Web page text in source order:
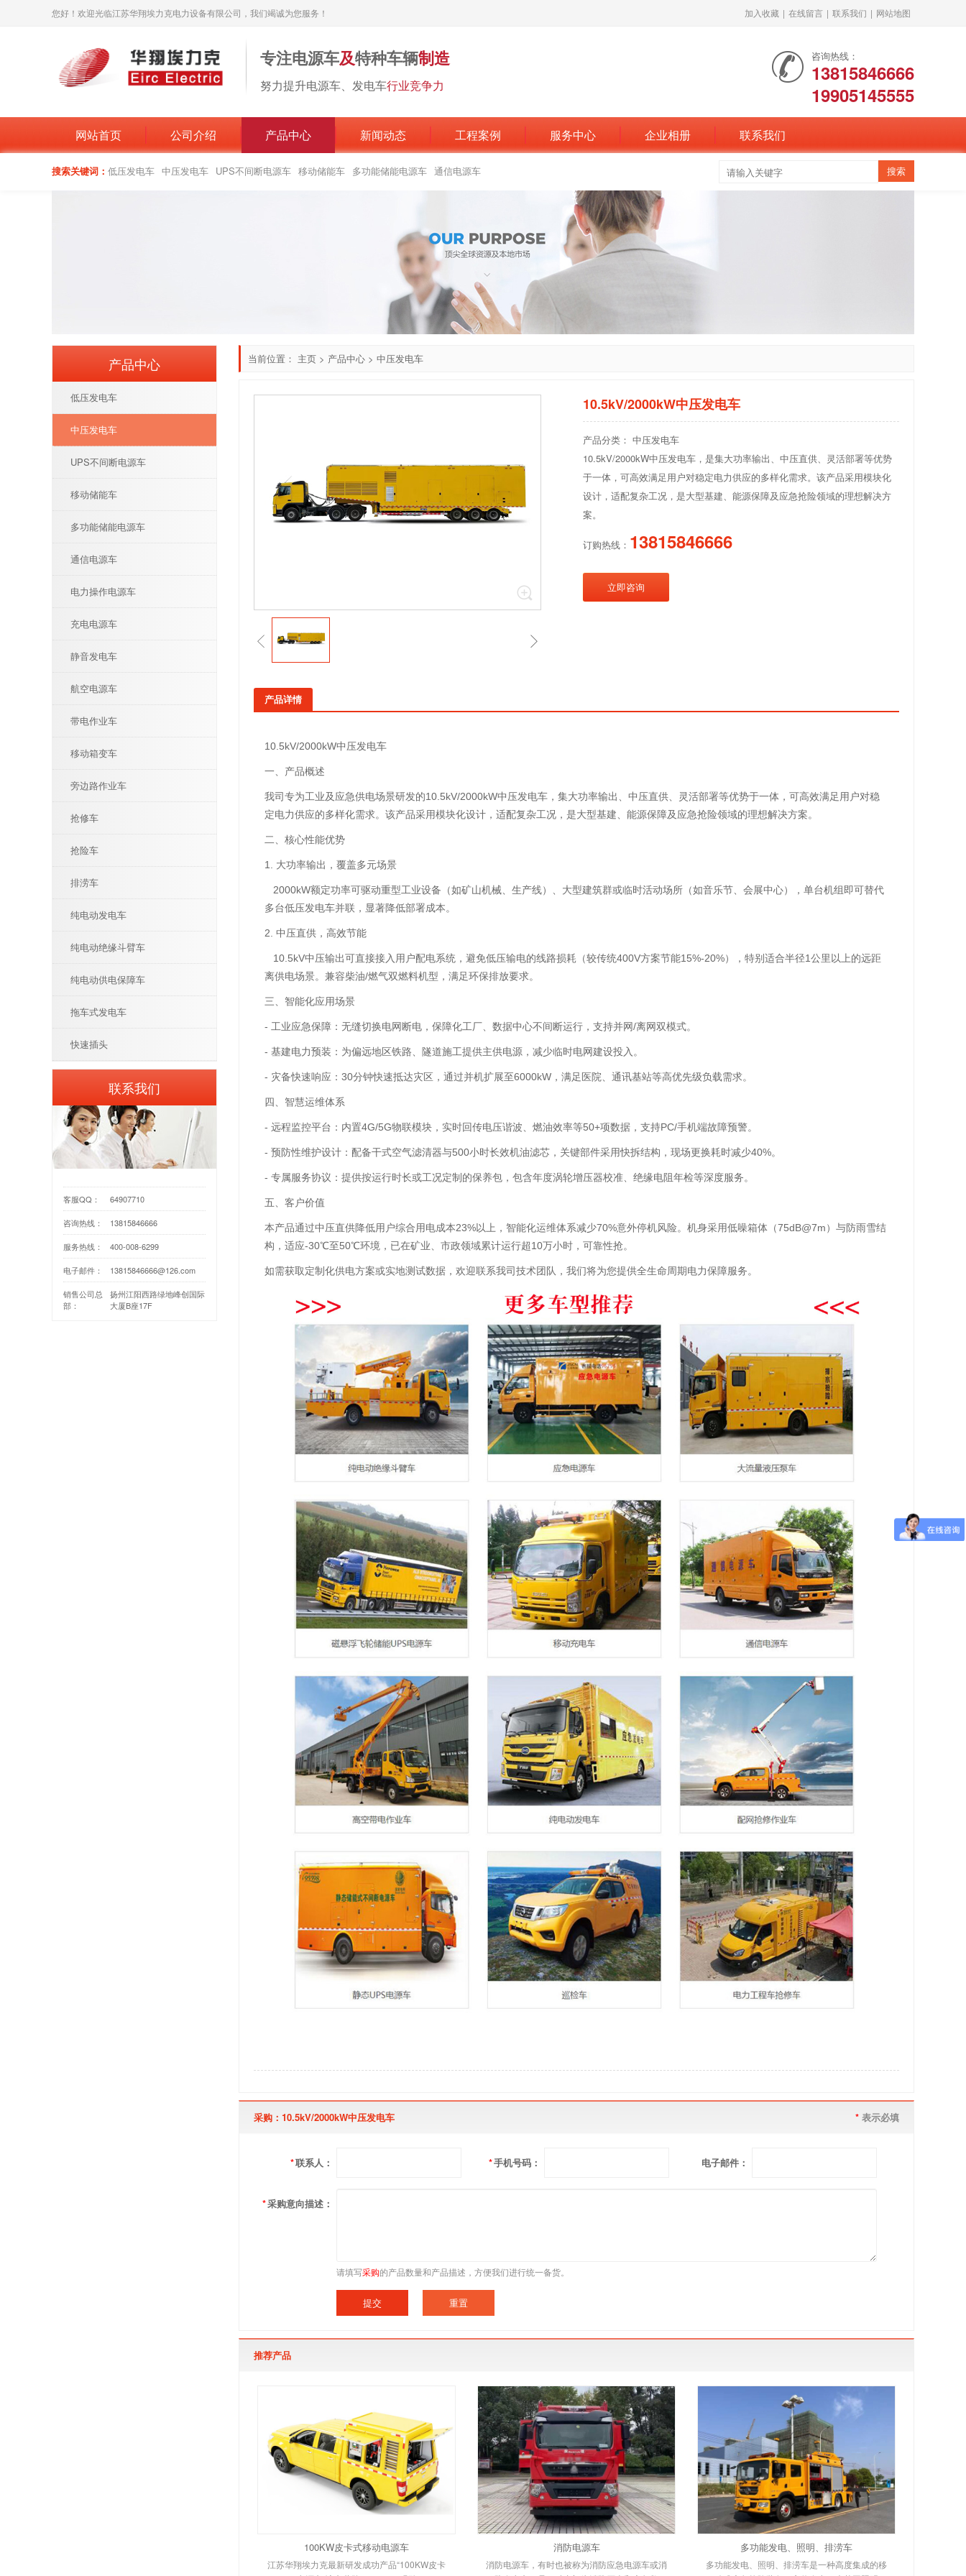
您好！欢迎光临江苏华翔埃力克电力设备有限公司，我们竭诚为您服务！ 加入收藏 | 在线留言 | 联系我们 | 网站地图
专注电源车及特种车辆制造
努力提升电源车、发电车行业竞争力
咨询热线：
13815846666
19905145555
网站首页 公司介绍 产品中心 新闻动态 工程案例 服务中心 企业相册 联系我们
搜索关键词： 低压发电车 中压发电车 UPS不间断电源车 移动储能车 多功能储能电源车 通信电源车
当前位置： 主页 > 产品中心 > 中压发电车
10.5kV/2000kW中压发电车
产品分类： 中压发电车
10.5kV/2000kW中压发电车，是集大功率输出、中压直供、灵活部署等优势
于一体，可高效满足用户对稳定电力供应的多样化需求。该产品采用模块化
设计，适配复杂工况，是大型基建、能源保障及应急抢险领域的理想解决方
案。
订购热线： 13815846666
立即咨询
产品详情
10.5kV/2000kW中压发电车
一、产品概述
我司专为工业及应急供电场景研发的10.5kV/2000kW中压发电车，集大功率输出、中压直供、灵活部署等优势于一体，可高效满足用户对稳
定电力供应的多样化需求。该产品采用模块化设计，适配复杂工况，是大型基建、能源保障及应急抢险领域的理想解决方案。
二、核心性能优势
1. 大功率输出，覆盖多元场景
2000kW额定功率可驱动重型工业设备（如矿山机械、生产线）、大型建筑群或临时活动场所（如音乐节、会展中心），单台机组即可替代
多台低压发电车并联，显著降低部署成本。
2. 中压直供，高效节能
10.5kV中压输出可直接接入用户配电系统，避免低压输电的线路损耗（较传统400V方案节能15%-20%），特别适合半径1公里以上的远距
离供电场景。兼容柴油/燃气双燃料机型，满足环保排放要求。
三、智能化应用场景
- 工业应急保障：无缝切换电网断电，保障化工厂、数据中心不间断运行，支持并网/离网双模式。
- 基建电力预装：为偏远地区铁路、隧道施工提供主供电源，减少临时电网建设投入。
- 灾备快速响应：30分钟快速抵达灾区，通过并机扩展至6000kW，满足医院、通讯基站等高优先级负载需求。
四、智慧运维体系
- 远程监控平台：内置4G/5G物联模块，实时回传电压谐波、燃油效率等50+项数据，支持PC/手机端故障预警。
- 预防性维护设计：配备干式空气滤清器与500小时长效机油滤芯，关键部件采用快拆结构，现场更换耗时减少40%。
- 专属服务协议：提供按运行时长或工况定制的保养包，包含年度涡轮增压器校准、绝缘电阻年检等深度服务。
五、客户价值
本产品通过中压直供降低用户综合用电成本23%以上，智能化运维体系减少70%意外停机风险。机身采用低噪箱体（75dB@7m）与防雨雪结
构，适应-30℃至50℃环境，已在矿业、市政领域累计运行超10万小时，可靠性抢。
如需获取定制化供电方案或实地测试数据，欢迎联系我司技术团队，我们将为您提供全生命周期电力保障服务。
采购：10.5kV/2000kW中压发电车 * 表示必填
*联系人： *手机号码： 电子邮件：
*采购意向描述：
请填写采购的产品数量和产品描述，方便我们进行统一备货。
推荐产品
100KW皮卡式移动电源车
江苏华翔埃力克最新研发成功产品“100KW皮卡
消防电源车
消防电源车，有时也被称为消防应急电源车或消
多功能发电、照明、排涝车
多功能发电、照明、排涝车是一种高度集成的移
产品中心
低压发电车
中压发电车
UPS不间断电源车
移动储能车
多功能储能电源车
通信电源车
电力操作电源车
充电电源车
静音发电车
航空电源车
带电作业车
移动箱变车
旁边路作业车
抢修车
抢险车
排涝车
纯电动发电车
纯电动绝缘斗臂车
纯电动供电保障车
拖车式发电车
快速插头
联系我们
客服QQ： 64907710
咨询热线： 13815846666
服务热线： 400-008-6299
电子邮件： 13815846666@126.com
销售公司总
部：
扬州江阳西路绿地峰创国际
大厦B座17F